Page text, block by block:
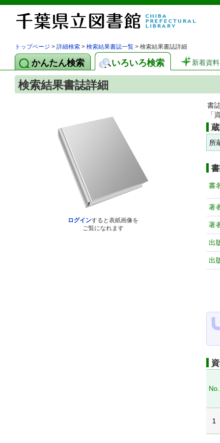
トップページ > 詳細検索 > 検索結果書誌一覧 > 検索結果書誌詳細
かんたん検索 いろいろ検索 新着資料
検索結果書誌詳細
ログインすると表紙画像を
ご覧になれます
書
「
所
書
著
著
出
出
No.
1